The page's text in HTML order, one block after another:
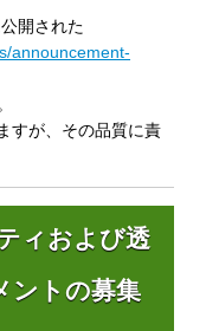
開された
announcement-
すが、その品質に責
ィおよび透
ントの募集